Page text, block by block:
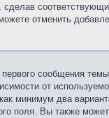
отменить
сообщения
от
минимум два
поля. Вы также